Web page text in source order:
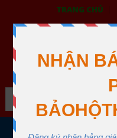
TRANG CHỦ
BẢO HỘ
XƯỞNG
MENU